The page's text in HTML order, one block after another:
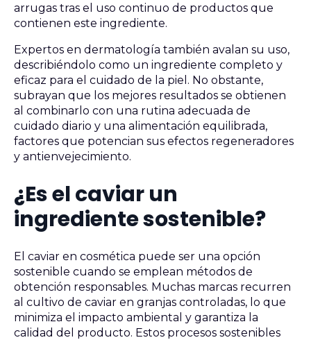
arrugas tras el uso continuo de productos que
contienen este ingrediente.
Expertos en dermatología también avalan su uso,
describiéndolo como un ingrediente completo y
eficaz para el cuidado de la piel. No obstante,
subrayan que los mejores resultados se obtienen
al combinarlo con una rutina adecuada de
cuidado diario y una alimentación equilibrada,
factores que potencian sus efectos regeneradores
y antienvejecimiento.
¿Es el caviar un
ingrediente sostenible?
El caviar en cosmética puede ser una opción
sostenible cuando se emplean métodos de
obtención responsables. Muchas marcas recurren
al cultivo de caviar en granjas controladas, lo que
minimiza el impacto ambiental y garantiza la
calidad del producto. Estos procesos sostenibles